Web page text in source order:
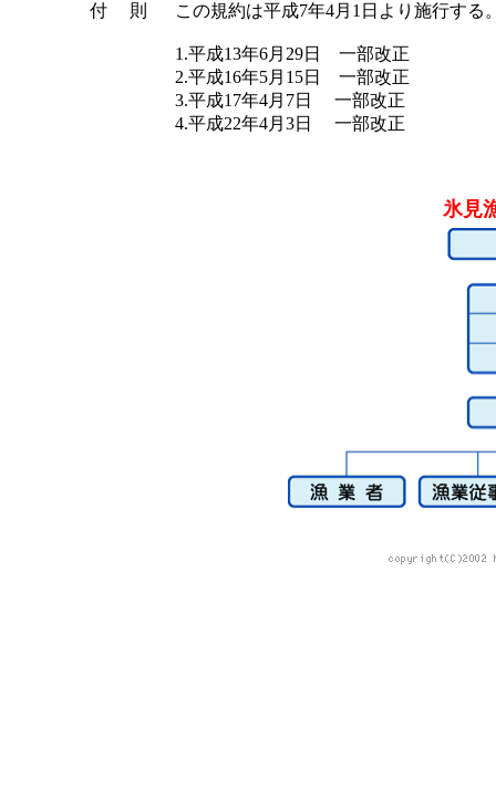
付 則 この規約は平成7年4月1日より施行する
1.平成13年6月29日 一部改正
2.平成16年5月15日 一部改正
3.平成17年4月7日 一部改正
4.平成22年4月3日 一部改正
氷見